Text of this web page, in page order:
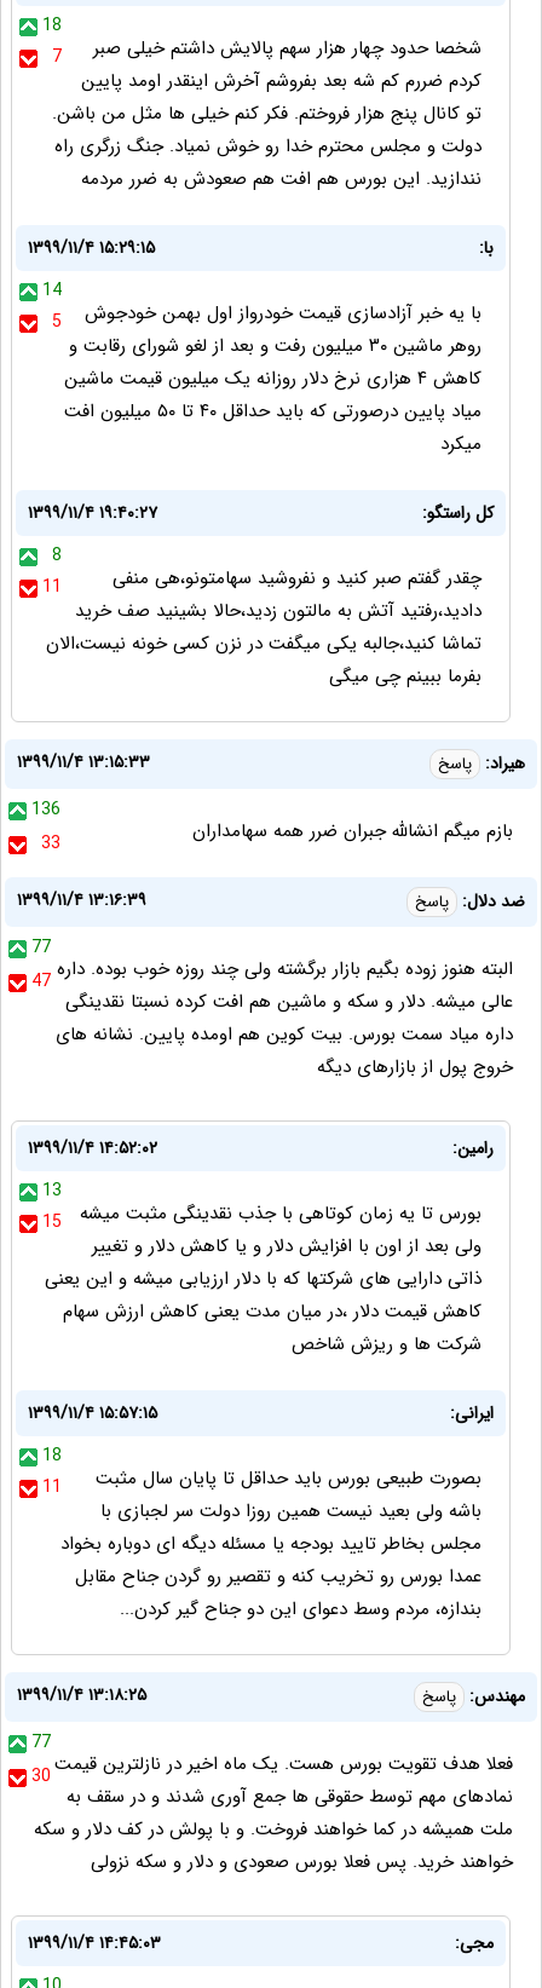
18
7
شخصا حدود چهار هزار سهم پالایش داشتم خیلی صبر
کردم ضررم کم شه بعد بفروشم آخرش اینقدر اومد پایین
تو کانال پنج هزار فروختم. فکر کنم خیلی ها مثل من باشن.
دولت و مجلس محترم خدا رو خوش نمیاد. جنگ زرگری راه
نندازید. این بورس هم افت هم صعودش به ضرر مردمه
با:
۱۳۹۹/۱۱/۴ ۱۵:۲۹:۱۵
14
5
با یه خبر آزادسازی قیمت خودرواز اول بهمن خودجوش
روهر ماشین ۳۰ میلیون رفت و بعد از لغو شورای رقابت و
کاهش ۴ هزاری نرخ دلار روزانه یک میلیون قیمت ماشین
میاد پایین درصورتی که باید حداقل ۴۰ تا ۵۰ میلیون افت
میکرد
کل راستگو:
۱۳۹۹/۱۱/۴ ۱۹:۴۰:۲۷
8
11
چقدر گفتم صبر کنید و نفروشید سهامتونو،هی منفی
دادید،رفتید آتش به مالتون زدید،حالا بشینید صف خرید
تماشا کنید،جالبه یکی میگفت در نزن کسی خونه نیست،الان
بفرما ببینم چی میگی
هيراد: پاسخ
۱۳۹۹/۱۱/۴ ۱۳:۱۵:۳۳
136
33
بازم ميگم انشالله جبران ضرر همه سهامداران
ضد دلال: پاسخ
۱۳۹۹/۱۱/۴ ۱۳:۱۶:۳۹
77
47 البته هنوز زوده بگیم بازار برگشته ولی چند روزه خوب بوده. داره
عالی میشه. دلار و سکه و ماشین هم افت کرده نسبتا نقدینگی
داره میاد سمت بورس. بیت کوین هم اومده پایین. نشانه های
خروج پول از بازارهای دیگه
رامین:
۱۳۹۹/۱۱/۴ ۱۴:۵۲:۰۲
13
15
بورس تا یه زمان کوتاهی با جذب نقدینگی مثبت میشه
ولی بعد از اون با افزایش دلار و یا کاهش دلار و تغییر
ذاتی دارایی های شرکتها که با دلار ارزیابی میشه و این یعنی
کاهش قیمت دلار ،در میان مدت یعنی کاهش ارزش سهام
شرکت ها و ریزش شاخص
ایرانی:
۱۳۹۹/۱۱/۴ ۱۵:۵۷:۱۵
18
11
بصورت طبیعی بورس باید حداقل تا پایان سال مثبت
باشه ولی بعید نیست همین روزا دولت سر لجبازی با
مجلس بخاطر تایید بودجه یا مسئله دیگه ای دوباره بخواد
عمدا بورس رو تخریب کنه و تقصیر رو گردن جناح مقابل
بندازه، مردم وسط دعوای این دو جناح گیر کردن...
مهندس: پاسخ
۱۳۹۹/۱۱/۴ ۱۳:۱۸:۲۵
77
30فعلا هدف تقویت بورس هست. یک ماه اخیر در نازلترین قیمت
نمادهای مهم توسط حقوقی ها جمع آوری شدند و در سقف به
ملت همیشه در کما خواهند فروخت. و با پولش در کف دلار و سکه
خواهند خرید. پس فعلا بورس صعودی و دلار و سکه نزولی
مجی:
۱۳۹۹/۱۱/۴ ۱۴:۴۵:۰۳